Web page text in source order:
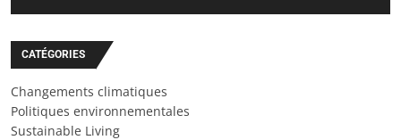
CATÉGORIES
Changements climatiques
Politiques environnementales
Sustainable Living